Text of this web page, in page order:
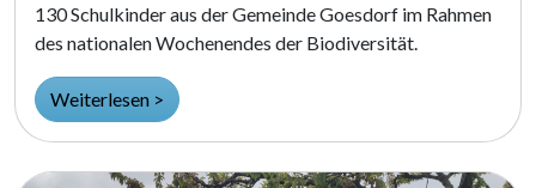
130 Schulkinder aus der Gemeinde Goesdorf im Rahmen
des nationalen Wochenendes der Biodiversität.
Weiterlesen >